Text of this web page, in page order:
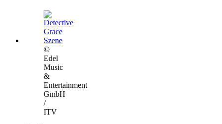
©
Edel
Music
&
Entertainment
GmbH
/
ITV